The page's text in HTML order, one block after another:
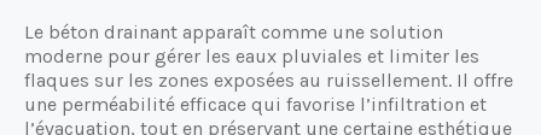
Le béton drainant apparaît comme une solution
moderne pour gérer les eaux pluviales et limiter les
flaques sur les zones exposées au ruissellement. Il offre
une perméabilité efficace qui favorise l’infiltration et
l’évacuation, tout en préservant une certaine esthétique